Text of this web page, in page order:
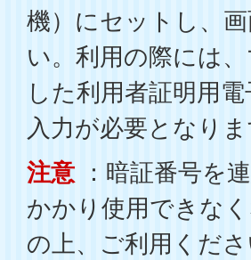
機）にセットし、
い。利用の際には
した利用者証明用
入力が必要となりま
注意 ：暗証番号を
かかり使用できな
の上、ご利用くだ